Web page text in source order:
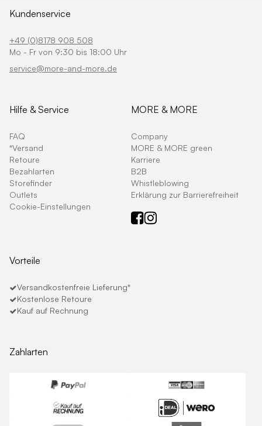
Kundenservice
+49 (0)8178 908 508
Mo - Fr von 9:30 bis 18:00 Uhr
service@more-and-more.de
Hilfe & Service
FAQ
*Versand
Retoure
Bezahlarten
Storefinder
Outlets
Cookie-Einstellungen
MORE & MORE
Company
MORE & MORE green
Karriere
B2B
Whistleblowing
Erklärung zur Barrierefreiheit
Vorteile
Versandkostenfreie Lieferung*
Kostenlose Retoure
Kauf auf Rechnung
Zahlarten